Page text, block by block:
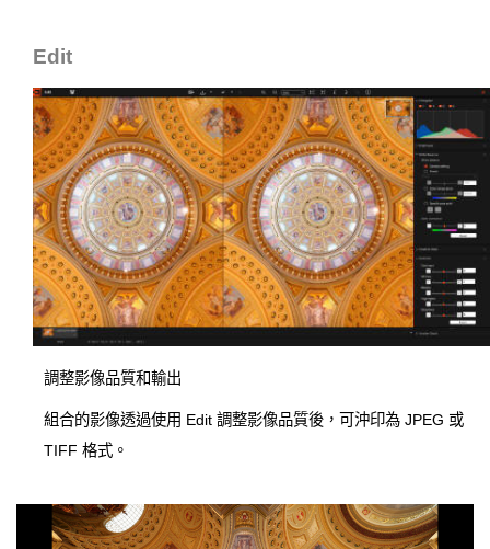
Edit
調整影像品質和輸出
組合的影像透過使用 Edit 調整影像品質後，可沖印為 JPEG 或
TIFF 格式。